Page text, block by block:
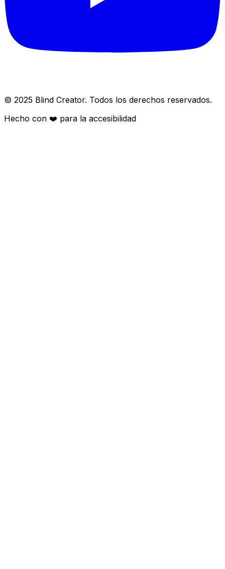
© 2025 Blind Creator. Todos los derechos reservados.
Hecho con ❤️ para la accesibilidad